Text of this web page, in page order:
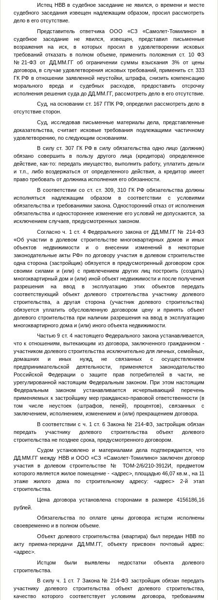
Истец НВВв судебное заседание не явился, о времени и месте
судебного заседания извещен надлежащим образом, просил рассмотреть
дело в его отсутствие.
Представитель ответчика ООО «СЗ «Самолет-Томилино» в
судебное заседание не явился, извещен, представил письменные
возражения на иск, в которых просил в удовлетворении исковых
требований отказать в полном объеме, применить положения ст. 10 ФЗ
№21-ФЗ от
ДД.ММ.ГГоб ограничении суммы взыскания 3% от цены
договора, в случае удовлетворения исковых требований, применить ст. 333
ГК РФ в отношении заявленной неустойки, штрафа, снизить компенсацию
морального вреда и судебных расходов, предоставить отсрочку
исполнения решения суда до ДД.ММ.ГГ, рассмотреть дело в его отсутствие.
Суд, на основании ст. 167 ГПК РФ, определил рассмотреть дело в
отсутствие сторон.
Суд, исследовав письменные материалы дела, представленные
доказательства, считает исковые требования подлежащими частичному
удовлетворению, по следующим основаниям.
В силу ст. 307 ГК РФ в силу обязательства одно лицо (должник)
обязано совершить в пользу другого лица (кредитора) определенное
действие, как-то: передать имущество, выполнить работу, уплатить деньги
и т.п., либо воздержаться от определенного действия, а кредитор имеет
право требовать от должника исполнения его обязанности.
В соответствии со ст. ст. 309, 310 ГК РФ обязательства должны
исполняться надлежащим образом в соответствии с условиями
обязательства и требованиями закона. Односторонний отказ от исполнения
обязательства и одностороннее изменение его условий не допускаются, за
исключением случаев, предусмотренных законом.
Согласно ч. 1 ст. 4 Федерального закона от ДД.ММ.ГГ№ 214-ФЗ
«Об участии в долевом строительстве многоквартирных домов и иных
объектов недвижимости и о внесении изменений в некоторые
законодательные акты РФ» по договору участия в долевом строительстве
одна сторона (застройщик) обязуется в предусмотренный договором срок
своими силами и (или) с привлечением других лиц построить (создать)
многоквартирный дом и (или) иной объект недвижимости и после получения
разрешения на ввод в эксплуатацию этих объектов передать
соответствующий объект долевого строительства участнику долевого
строительства, а другая сторона (участник долевого строительства)
обязуется уплатить обусловленную договором цену и принять объект
долевого строительства при наличии разрешения на ввод в эксплуатацию
многоквартирного дома и (или) иного объекта недвижимости.
Частью 9 ст. 4 настоящего Федерального закона устанавливается,
что к отношениям, вытекающим из договора, заключенного гражданином -
участником долевого строительства исключительно для личных, семейных,
домашних и иных нужд, не связанных с осуществлением
предпринимательской деятельности, применяется законодательство
Российской Федерации о защите прав потребителей в части, не
урегулированной настоящим Федеральным законом. При этом настоящим
Федеральным законом устанавливается исчерпывающий перечень
применяемых к застройщику мер гражданско-правовой ответственности (в
том числе неустоек (штрафов, пеней), процентов), связанных с
заключением, исполнением, изменением и (или) прекращением договора.
В соответствии с ч. 1 ст. 6 Закона № 214-ФЗ, застройщик обязан
передать участнику долевого строительства объект долевого
строительства не позднее срока, предусмотренного договором.
Судом установлено и материалами дела подтверждается, что
ДД.ММ.ГГмежду НВВи ООО «СЗ «Самолет-Томилино» заключен договор
участия в долевом строительстве № ТОМ-2/6/210-3912И, предметом
которого является жилое помещение - <адрес>, площадью 46,07 кв.м., на 11
этаже жилого дома по строительному адресу:<адрес> 2-й этап
строительства.
Цена договора установлена сторонами в размере 4156186,16
рублей.
Обязательства по оплате цены договора истцом исполнены
своевременно и в полном объеме.
Объект долевого строительства (квартира) был переданНВВ по
акту приема-передачи ДД.ММ.ГГ, объекту присвоен почтовый адрес:
<адрес>.
Истцом были выявлены недостатки объекта долевого
строительства.
В силу ч. 1 ст. 7 Закона № 214-ФЗ застройщик обязан передать
участнику долевого строительства объект долевого строительства,
качество которого соответствует условиям договора, требованиям